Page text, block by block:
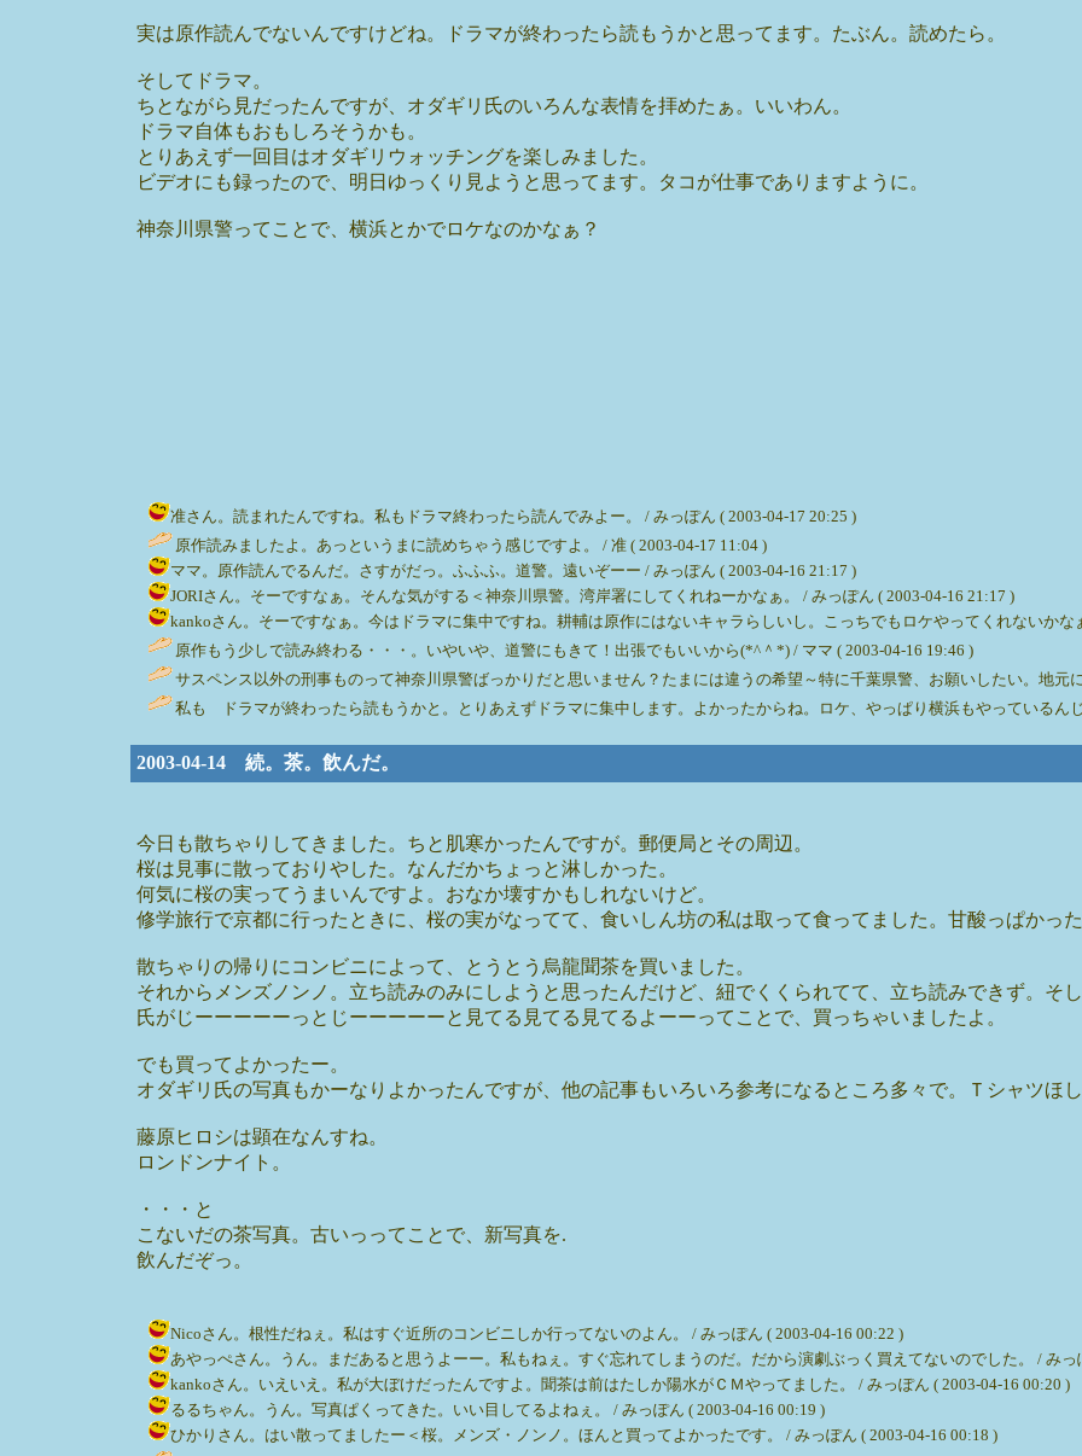
実は原作読んでないんですけどね。ドラマが終わったら読もうかと思ってます。たぶん。読めたら。
そしてドラマ。
ちとながら見だったんですが、オダギリ氏のいろんな表情を拝めたぁ。いいわん。
ドラマ自体もおもしろそうかも。
とりあえず一回目はオダギリウォッチングを楽しみました。
ビデオにも録ったので、明日ゆっくり見ようと思ってます。タコが仕事でありますように。
神奈川県警ってことで、横浜とかでロケなのかなぁ？
准さん。読まれたんですね。私もドラマ終わったら読んでみよー。 / みっぽん ( 2003-04-17 20:25 )
原作読みましたよ。あっというまに読めちゃう感じですよ。 / 准 ( 2003-04-17 11:04 )
ママ。原作読んでるんだ。さすがだっ。ふふふ。道警。遠いぞーー / みっぽん ( 2003-04-16 21:17 )
JORIさん。そーですなぁ。そんな気がする＜神奈川県警。湾岸署にしてくれねーかなぁ。 / みっぽん ( 2003-04-16 21:17 )
kankoさん。そーですなぁ。今はドラマに集中ですね。耕輔は原作にはないキャラらしいし。こっちでもロケやってくれないかな
原作もう少しで読み終わる・・・。いやいや、道警にもきて！出張でもいいから(*^＾*) / ママ ( 2003-04-16 19:46 )
サスペンス以外の刑事ものって神奈川県警ばっかりだと思いません？たまには違うの希望～特に千葉県警、お願いしたい。地元
私も ドラマが終わったら読もうかと。とりあえずドラマに集中します。よかったからね。ロケ、やっぱり横浜もやっているん
2003-04-14 続。茶。飲んだ。
今日も散ちゃりしてきました。ちと肌寒かったんですが。郵便局とその周辺。
桜は見事に散っておりやした。なんだかちょっと淋しかった。
何気に桜の実ってうまいんですよ。おなか壊すかもしれないけど。
修学旅行で京都に行ったときに、桜の実がなってて、食いしん坊の私は取って食ってました。甘酸っぱかっ
散ちゃりの帰りにコンビニによって、とうとう烏龍聞茶を買いました。
それからメンズノンノ。立ち読みのみにしようと思ったんだけど、紐でくくられてて、立ち読みできず。そ
氏がじーーーーーっとじーーーーーと見てる見てる見てるよーーってことで、買っちゃいましたよ。
でも買ってよかったー。
オダギリ氏の写真もかーなりよかったんですが、他の記事もいろいろ参考になるところ多々で。Ｔシャツほ
藤原ヒロシは顕在なんすね。
ロンドンナイト。
・・・と
こないだの茶写真。古いっってことで、新写真を.
飲んだぞっ。
Nicoさん。根性だねぇ。私はすぐ近所のコンビニしか行ってないのよん。 / みっぽん ( 2003-04-16 00:22 )
あやっぺさん。うん。まだあると思うよーー。私もねぇ。すぐ忘れてしまうのだ。だから演劇ぶっく買えてないのでした。 / みっ
kankoさん。いえいえ。私が大ぼけだったんですよ。聞茶は前はたしか陽水がＣＭやってました。 / みっぽん ( 2003-04-16 00:20 )
るるちゃん。うん。写真ぱくってきた。いい目してるよねぇ。 / みっぽん ( 2003-04-16 00:19 )
ひかりさん。はい散ってましたー＜桜。メンズ・ノンノ。ほんと買ってよかったです。 / みっぽん ( 2003-04-16 00:18 )